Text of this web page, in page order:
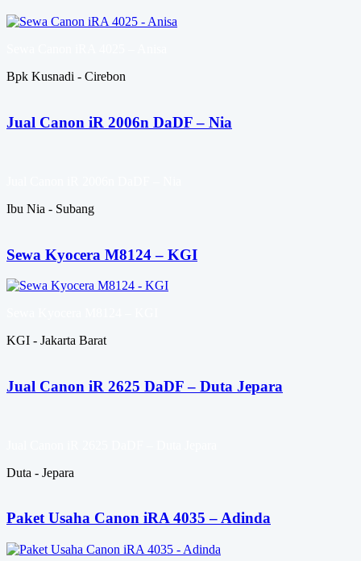
Bpk Kusnadi - Cirebon
Jual Canon iR 2006n DaDF – Nia
Ibu Nia - Subang
Sewa Kyocera M8124 – KGI
KGI - Jakarta Barat
Jual Canon iR 2625 DaDF – Duta Jepara
Duta - Jepara
Paket Usaha Canon iRA 4035 – Adinda